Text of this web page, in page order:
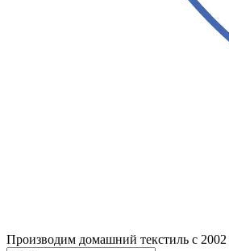
Производим домашний текстиль с 2002